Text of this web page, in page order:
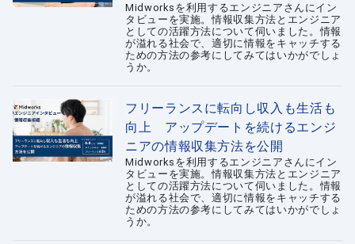
Midworksを利用するエンジニアさんにイン
タビューを実施。情報収集方法とエンジニア
としての活躍方法について伺いました。情報
が溢れる社会で、適切に情報をキャッチする
ための方法の参考にしてみてはいかがでしょ
うか。
フリーランスに転向し収入も生活も
向上 アップデートを続けるエンジ
ニアの情報収集方法を公開
Midworksを利用するエンジニアさんにイン
タビューを実施。情報収集方法とエンジニア
としての活躍方法について伺いました。情報
が溢れる社会で、適切に情報をキャッチする
ための方法の参考にしてみてはいかがでしょ
うか。